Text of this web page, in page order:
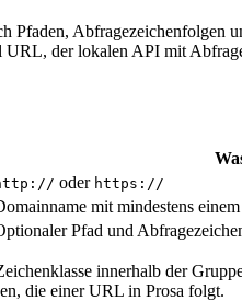
Abfragezeichenfolgen
der lokalen API mit
oder https://
mit mindestens
Pfad und
innerhalb der
die einer URL in Prosa folgt.